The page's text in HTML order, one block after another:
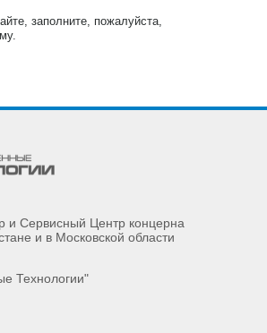
заполните, пожалуйста,
Сервисный Центр концерна
и в Московской области
Технологии"